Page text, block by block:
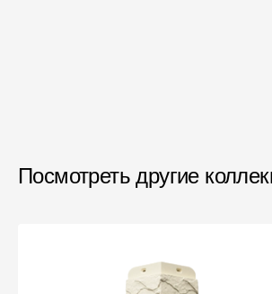
Посмотреть другие